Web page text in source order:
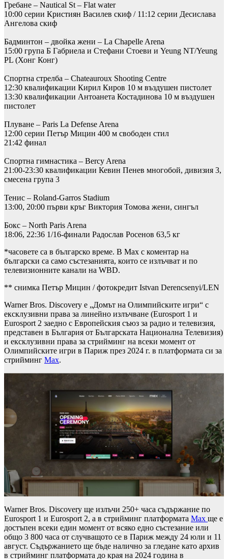
Гребане – Nautical St – Flat water
10:00 серии Кристиян Василев скиф / 11:12 серии Десислава
Ангелова скиф
Бадминтон – двойка жени – La Chapelle Arena
15:00 група Б Габриела и Стефани Стоеви и Yeung NT/Yeung
PL (Хонг Конг)
Спортна стрелба – Chateauroux Shooting Centre
12:30 квалификации Кирил Киров 10 м въздушен пистолет
13:30 квалификации Антоанета Костадинова 10 м въздушен
пистолет
Плуване – Paris La Defense Arena
12:00 серии Петър Мицин 400 м свободен стил
21:42 финал
Спортна гимнастика – Bercy Arena
21:00-23:30 квалификации Кевин Пенев многобой, дивизия 3,
смесена група 3
Тенис – Roland-Garros Stadium
13:00, 20:00 първи кръг Виктория Томова жени, сингъл
Бокс – North Paris Arena
18:06, 22:36 1/16-финали Радослав Росенов 63,5 кг
*часовете са в българско време. В Мах с коментар на
български са само състезанията, които се излъчват и по
телевизионните канали на WBD.
** снимка Петър Мицин / фотокредит Istvan Derencsenyi/LEN
Warner Bros. Discovery e „Домът на Олимпийските игри“ с
ексклузивни права за линейно излъчване (Eurosport 1 и
Eurosport 2 заедно с Европейския съюз за радио и телевизия,
представен в България от Българската Национална Телевизия)
и ексклузивни права за стрийминг на всеки момент от
Олимпийските игри в Париж през 2024 г. в платформата си за
стрийминг Max.
Warner Bros. Discovery ще излъчи 250+ часа съдържание по
Eurosport 1 и Eurosport 2, а в стрийминг платформата Max ще е
достъпен всеки един момент от всяко едно състезание или
общо 3 800 часа от случващото се в Париж между 24 юли и 11
август. Съдържанието ще бъде налично за гледане като архив
в стрийминг платформата до края на 2024 година в